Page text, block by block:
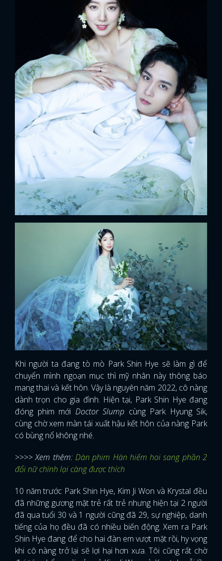
Khi người ta đang tò mò Park Shin Hye sẽ làm gì để
chuyển mình ngoạn mục thì mỹ nhân này thông báo
mang thai và kết hôn. Vậy là nguyên năm 2022, cô nàng
dành trọn cho gia đình. Hiện tại, Park Shin Hye đang
đóng phim mới Doctor Slump cùng Park Hyung Sik,
cùng chờ xem màn tái xuất hậu kết hôn của nàng Park
có bùng nổ không nhé.
>>>> Xem thêm: Dàn phim Hàn hiếm hoi sang phần 2
đổi nữ chính lại càng được thích
10 năm trước Park Shin Hye, Kim Ji Won và Krystal đều
đã những gương mặt trẻ rất trẻ nhưng hiện tại 2 người
đã qua tuổi 30 và 1 người cũng đã 29, sự nghiệp, danh
tiếng của họ đều đã có nhiều biến động. Xem ra Park
Shin Hye đang để cho hai đàn em vượt mặt rồi, hy vọng
khi cô nàng trở lại sẽ lợi hại hơn xưa. Tôi cũng rất chờ